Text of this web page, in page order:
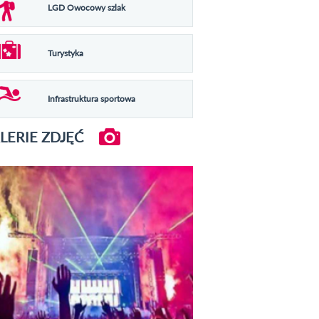
LGD Owocowy szlak
Turystyka
Infrastruktura sportowa
ZDJĘĆ